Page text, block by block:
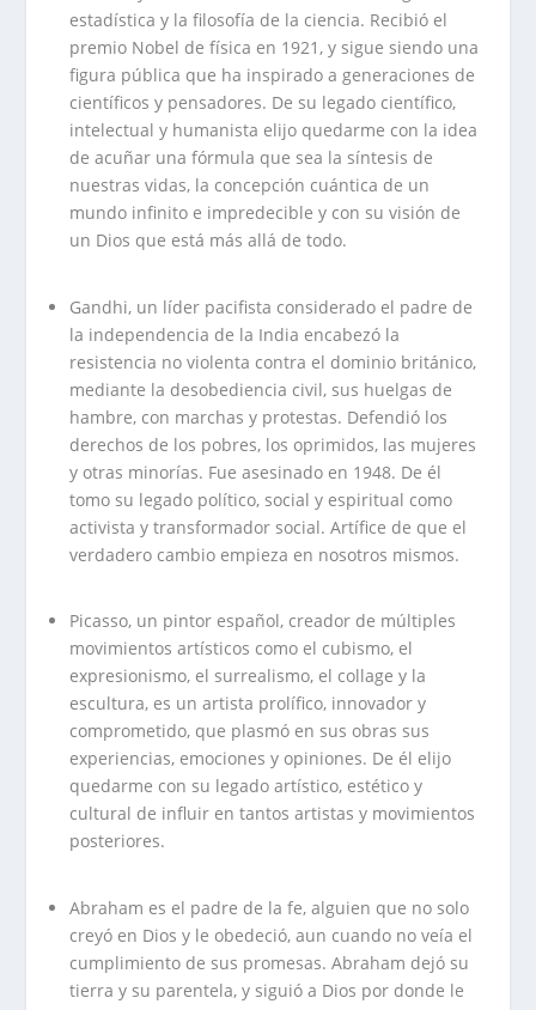
estadística y la filosofía de la ciencia. Recibió el
premio Nobel de física en 1921, y sigue siendo una
figura pública que ha inspirado a generaciones de
científicos y pensadores. De su legado científico,
intelectual y humanista elijo quedarme con la idea
de acuñar una fórmula que sea la síntesis de
nuestras vidas, la concepción cuántica de un
mundo infinito e impredecible y con su visión de
un Dios que está más allá de todo.
Gandhi, un líder pacifista considerado el padre de
la independencia de la India encabezó la
resistencia no violenta contra el dominio británico,
mediante la desobediencia civil, sus huelgas de
hambre, con marchas y protestas. Defendió los
derechos de los pobres, los oprimidos, las mujeres
y otras minorías. Fue asesinado en 1948. De él
tomo su legado político, social y espiritual como
activista y transformador social. Artífice de que el
verdadero cambio empieza en nosotros mismos.
Picasso, un pintor español, creador de múltiples
movimientos artísticos como el cubismo, el
expresionismo, el surrealismo, el collage y la
escultura, es un artista prolífico, innovador y
comprometido, que plasmó en sus obras sus
experiencias, emociones y opiniones. De él elijo
quedarme con su legado artístico, estético y
cultural de influir en tantos artistas y movimientos
posteriores.
Abraham es el padre de la fe, alguien que no solo
creyó en Dios y le obedeció, aun cuando no veía el
cumplimiento de sus promesas. Abraham dejó su
tierra y su parentela, y siguió a Dios por donde le